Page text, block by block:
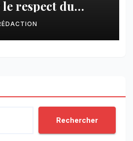
respect du
Rechercher